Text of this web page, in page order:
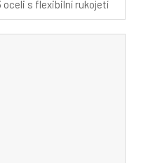
oceli s flexibilní rukojetí